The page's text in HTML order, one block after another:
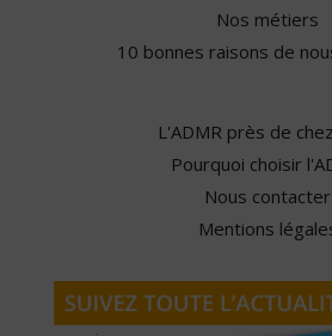
Nos métiers
10 bonnes raisons de
L'ADMR près de
Pourquoi choisir
Nous contacter
Mentions